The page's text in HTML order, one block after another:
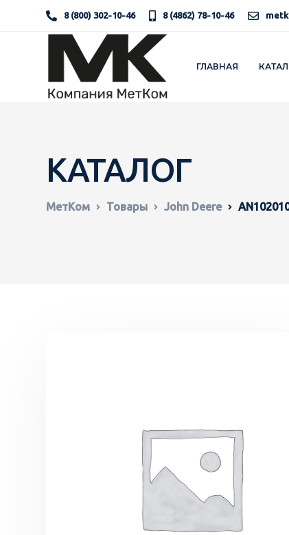
8 (800) 302-10-46 8 (4862) 78-10-46
ГЛАВНАЯ
КАТАЛОГ
МетКом Товары John Deere